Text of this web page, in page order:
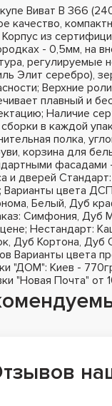
Виват В 366
качество,
из
- 0,5мм, на
регулируемые
Элит серебро),
Верхние
плавный и
Наличие
в каждой
полка,
корзина для
фасадами
и дверей
Варианты цвета
Белый, Дуб
Симфония, Дуб
Нестандарт:
Дуб Кортона, Дуб
Варианты цвета
"ДОМ": Киев -
"Новая Почта" от